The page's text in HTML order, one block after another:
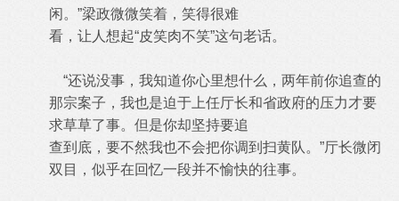
闲。”梁政微微笑着，笑得很难
看，让人想起“皮笑肉不笑”这句老话。
“还说没事，我知道你心里想什么，两年前你追查的
那宗案子，我也是迫于上任厅长和省政府的压力才要
求草草了事。但是你却坚持要追
查到底，要不然我也不会把你调到扫黄队。”厅长微闭
双目，似乎在回忆一段并不愉快的往事。